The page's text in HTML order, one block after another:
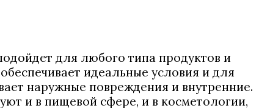
для любого типа продуктов и
идеальные условия и для
наружные повреждения и внутренние.
и в пищевой сфере, и в косметологии,